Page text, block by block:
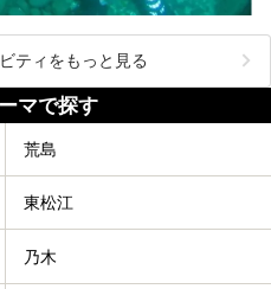
ティをもっと見る
マで探す
荒島
東松江
乃木